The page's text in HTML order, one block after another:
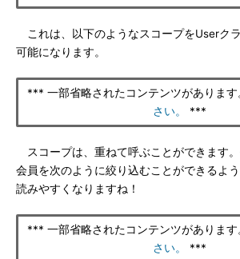
これは、以下のようなスコープをUserク
可能になります。
*** 一部省略されたコンテンツがあります
さい。
***
スコープは、重ねて呼ぶことができます
会員を次のように絞り込むことができるよ
読みやすくなりますね！
*** 一部省略されたコンテンツがあります
さい。
***